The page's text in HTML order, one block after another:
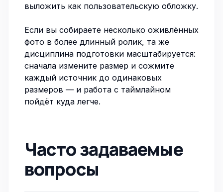
выложить как пользовательскую обложку.
Если вы собираете несколько оживлённых
фото в более длинный ролик, та же
дисциплина подготовки масштабируется:
сначала измените размер и сожмите
каждый источник до одинаковых
размеров — и работа с таймлайном
пойдёт куда легче.
Часто задаваемые
вопросы